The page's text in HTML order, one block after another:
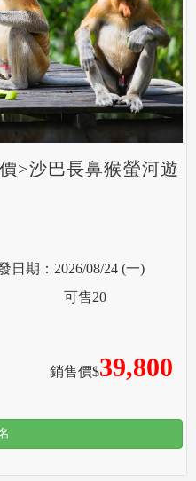
>沙巴長鼻猴螢河遊
2026/08/24 (一)
銷售價$39,800
可售20